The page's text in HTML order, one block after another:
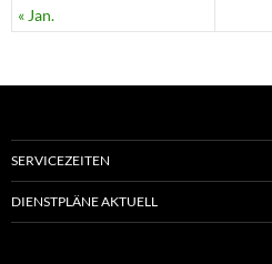
« Jan.
SERVICEZEITEN
DIENSTPLÄNE AKTUELL